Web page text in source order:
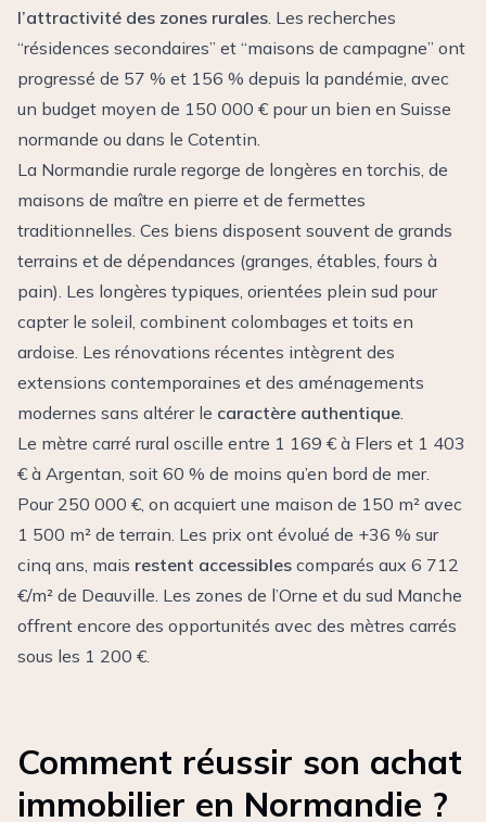
l’attractivité des zones rurales. Les recherches
“résidences secondaires” et “maisons de campagne” ont
progressé de 57 % et 156 % depuis la pandémie, avec
un budget moyen de 150 000 € pour un bien en Suisse
normande ou dans le Cotentin.
La Normandie rurale regorge de longères en torchis, de
maisons de maître en pierre et de fermettes
traditionnelles. Ces biens disposent souvent de grands
terrains et de dépendances (granges, étables, fours à
pain). Les longères typiques, orientées plein sud pour
capter le soleil, combinent colombages et toits en
ardoise. Les rénovations récentes intègrent des
extensions contemporaines et des aménagements
modernes sans altérer le caractère authentique.
Le mètre carré rural oscille entre 1 169 € à Flers et 1 403
€ à Argentan, soit 60 % de moins qu’en bord de mer.
Pour 250 000 €, on acquiert une maison de 150 m² avec
1 500 m² de terrain. Les prix ont évolué de +36 % sur
cinq ans, mais restent accessibles comparés aux 6 712
€/m² de Deauville. Les zones de l’Orne et du sud Manche
offrent encore des opportunités avec des mètres carrés
sous les 1 200 €.
Comment réussir son achat
immobilier en Normandie ?